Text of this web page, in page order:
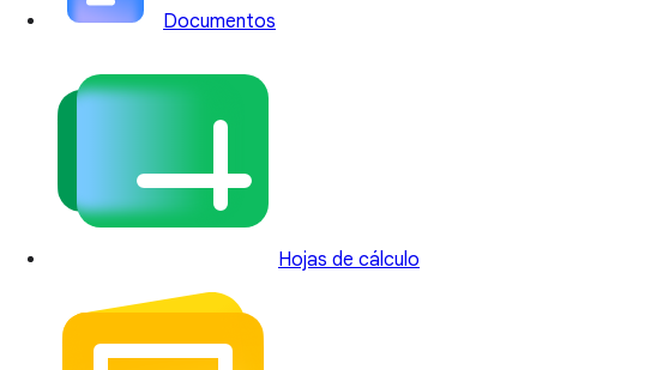
Documentos
Hojas de cálculo